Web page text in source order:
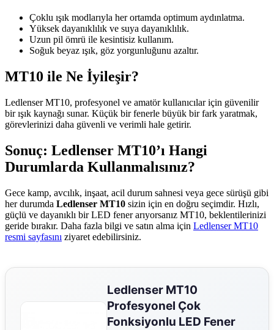
Çoklu ışık modlarıyla her ortamda optimum aydınlatma.
Yüksek dayanıklılık ve suya dayanıklılık.
Uzun pil ömrü ile kesintisiz kullanım.
Soğuk beyaz ışık, göz yorgunluğunu azaltır.
MT10 ile Ne İyileşir?
Ledlenser MT10, profesyonel ve amatör kullanıcılar için güvenilir
bir ışık kaynağı sunar. Küçük bir fenerle büyük bir fark yaratmak,
görevlerinizi daha güvenli ve verimli hale getirir.
Sonuç: Ledlenser MT10’ı Hangi
Durumlarda Kullanmalısınız?
Gece kamp, avcılık, inşaat, acil durum sahnesi veya gece sürüşü gibi
her durumda Ledlenser MT10 sizin için en doğru seçimdir. Hızlı,
güçlü ve dayanıklı bir LED fener arıyorsanız MT10, beklentilerinizi
geride bırakır. Daha fazla bilgi ve satın alma için Ledlenser MT10
resmi sayfasını ziyaret edebilirsiniz.
Ledlenser MT10
Profesyonel Çok
Fonksiyonlu LED Fener